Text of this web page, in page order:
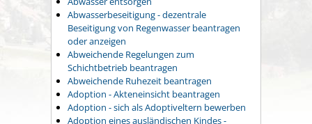
Abwasserbeseitigung - dezentrale
Beseitigung von Regenwasser beantragen
oder anzeigen
Abweichende Regelungen zum
Schichtbetrieb beantragen
Abweichende Ruhezeit beantragen
Adoption - Akteneinsicht beantragen
Adoption - sich als Adoptiveltern bewerben
Adoption eines ausländischen Kindes -